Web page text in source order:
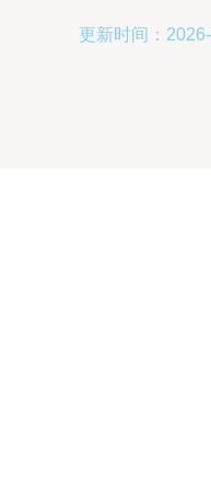
更新时间：